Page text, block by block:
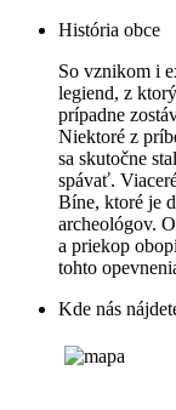
História obce
So vznikom i
legiend, z
prípadne
Niektoré z
sa skutočne
spávať.
Bíne, ktoré je
archeológov.
a priekop
tohto
Kde nás